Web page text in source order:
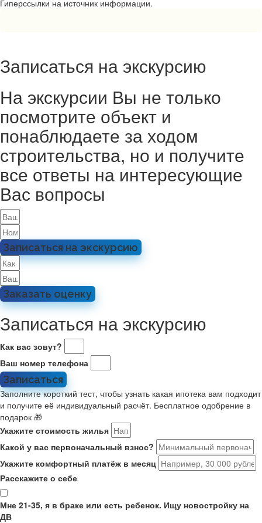
Гиперссылки на источник информации.
Записаться на экскурсию
На экскурсии Вы не только
посмотрите объект и
понаблюдаете за ходом
строительства, но и получите
все ответы на интересующие
Вас вопросы
Записаться на экскурсию
Заказать оценку
Записаться на экскурсию
Как вас зовут?
Ваш номер телефона
Записаться
Заполните короткий тест, чтобы узнать какая ипотека вам подходит
и получите её индивидуальный расчёт. Бесплатное одобрение в
подарок 🎁
Укажите стоимость жилья
Какой у вас первоначальный взнос?
Укажите комфортный платёж в месяц
Расскажите о себе
Мне 21-35, я в браке или есть ребенок. Ищу новостройку на
ДВ